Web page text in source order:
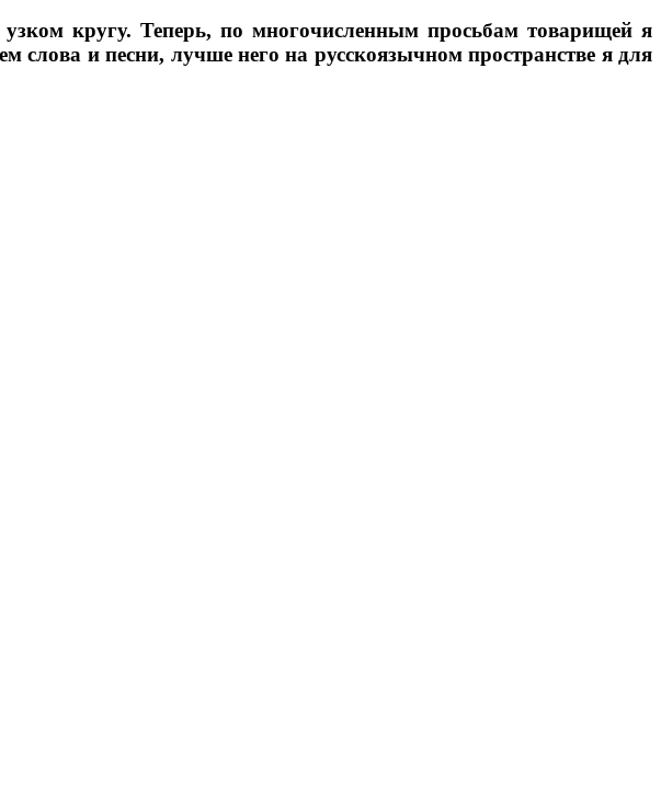
кругу. Теперь, по многочисленным просьбам товарищей я
слова и песни, лучше него на русскоязычном пространстве я для